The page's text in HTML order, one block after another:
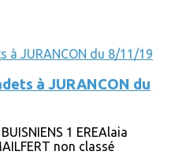
à JURANCON du
1 EREAlaia
non classé